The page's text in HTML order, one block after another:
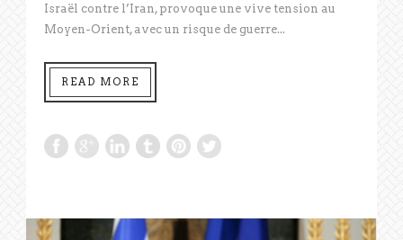
Israël contre l’Iran, provoque une vive tension au
Moyen-Orient, avec un risque de guerre...
READ MORE